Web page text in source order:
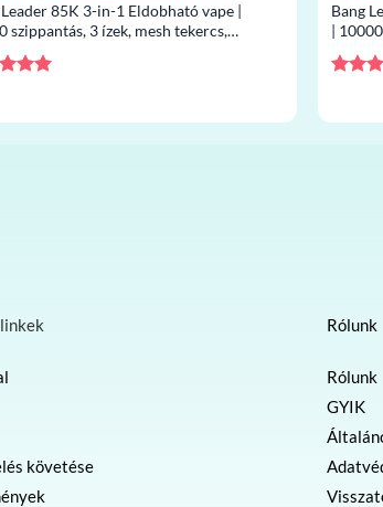
Leader 85K 3-in-1 Eldobható vape |
szippantás, 3 ízek, mesh tekercs,
vape nagykereskedelem
Bang
|
követése
Rólunk
Rólunk
GYIK